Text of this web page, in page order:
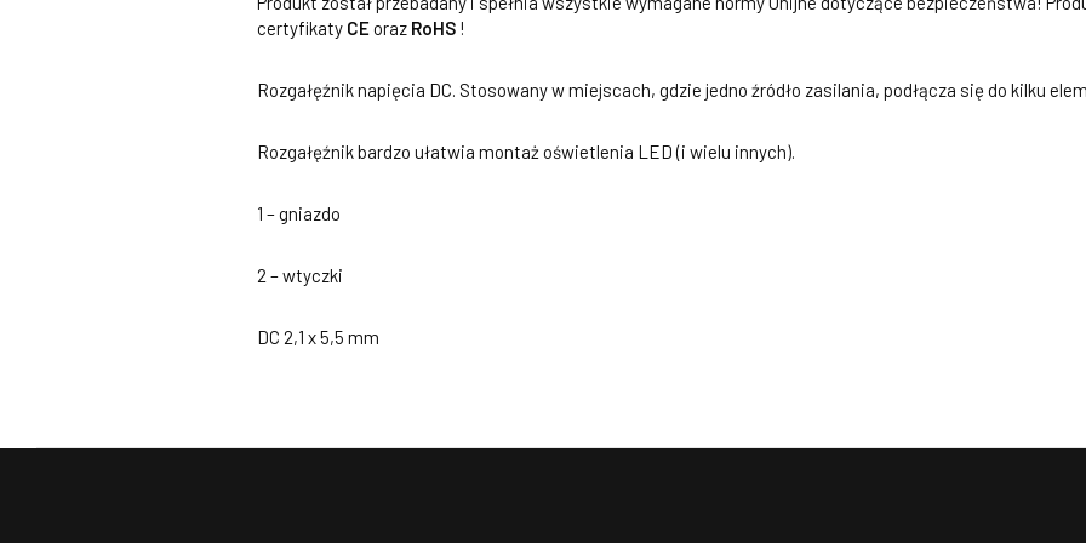
certyfikaty CEoraz RoHS !
Rozgałęźnik napięcia DC. Stosowany w miejscach, gdzie jedno źródło zasilania, podłącza się do kilku
Rozgałęźnik bardzo ułatwia montaż oświetlenia LED (i wielu innych).
1 – gniazdo
2 – wtyczki
DC 2,1 x 5,5 mm